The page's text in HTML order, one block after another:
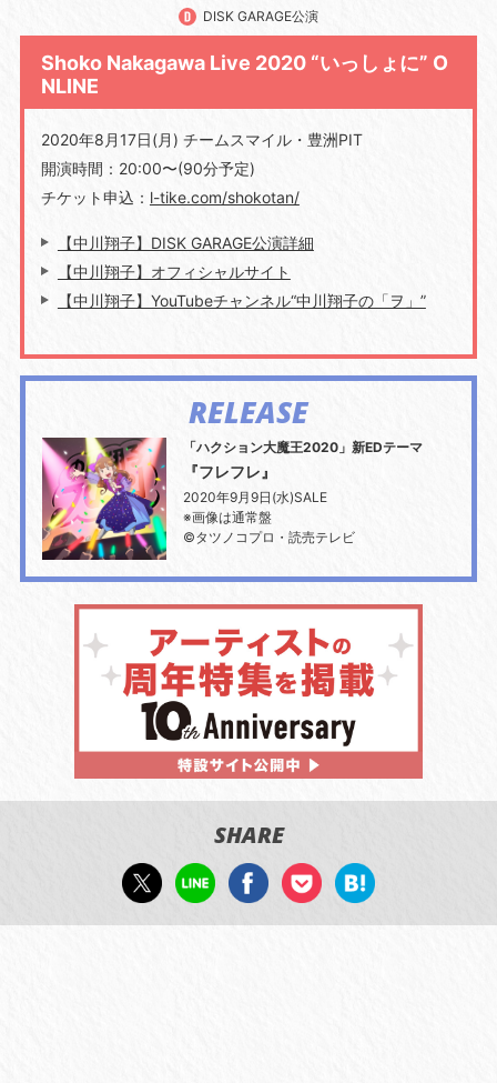
DISK GARAGE公演
Shoko Nakagawa Live 2020 “いっしょに” O
NLINE
2020年8月17日(月) チームスマイル・豊洲PIT
開演時間：20:00〜(90分予定)
チケット申込： l-tike.com/shokotan/
【中川翔子】DISK GARAGE公演詳細
【中川翔子】オフィシャルサイト
【中川翔子】YouTubeチャンネル“中川翔子の「ヲ」”
RELEASE
「ハクション大魔王2020」新EDテーマ
『フレフレ』
2020年9月9日(水)SALE
※画像は通常盤
©タツノコプロ・読売テレビ
SHARE